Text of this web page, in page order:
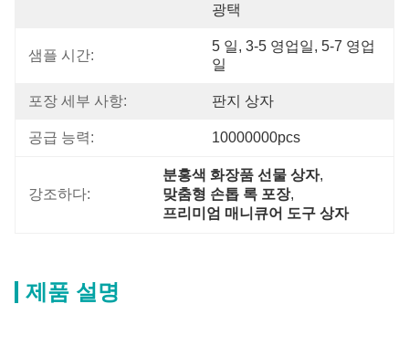
광택
샘플 시간:
5 일, 3-5 영업일, 5-7 영업
일
포장 세부 사항: 판지 상자
공급 능력: 10000000pcs
강조하다:
분홍색 화장품 선물 상자,
맞춤형 손톱 록 포장,
프리미엄 매니큐어 도구 상자
제품 설명